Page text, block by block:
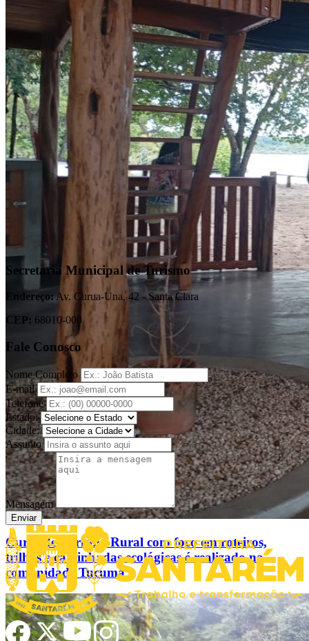
Curso de Turismo Rural com foco em roteiros,
trilhas e caminhadas ecológicas é realizado na
comunidade Tucumã
Secretaria Municipal de Turismo
Endereço:Av. Curua-Una, 42 - Santa Clara
CEP: 68010-000
Fale Conosco
Nome Completo
E-mail
Telefone
Estado:
Cidade:
Assunto
Mensagem
Enviar